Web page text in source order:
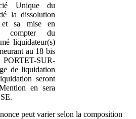
Unique du
la dissolution
et sa mise en
compter du
liquidateur(s)
au 18 bis
SUR-
de liquidation
seront
en sera
peut varier selon la composition